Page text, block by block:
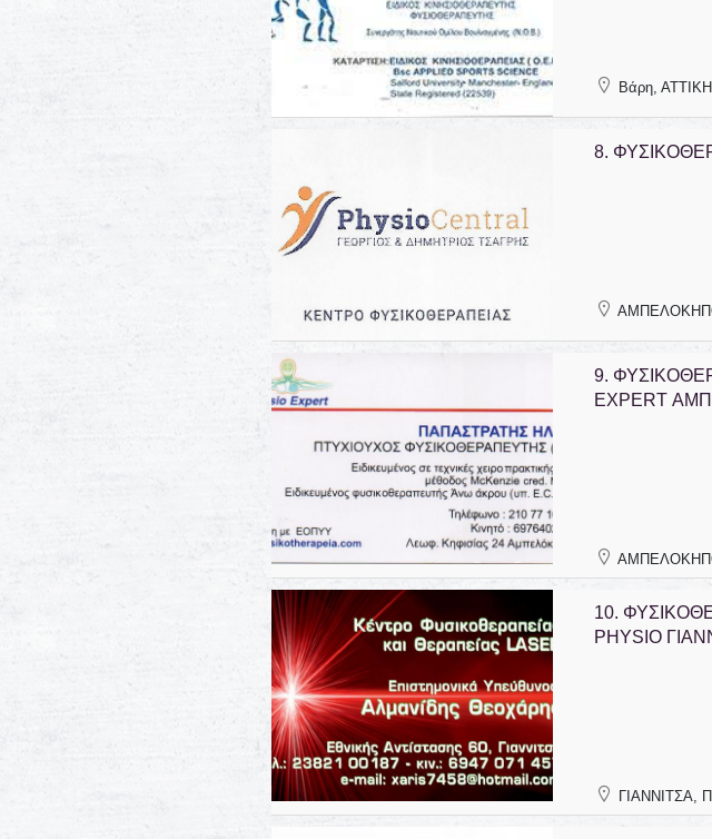
Βάρη,
8.
9.
EXPERT
10.
PHYSIO
ΓΙΑΝΝΙΤΣΑ,